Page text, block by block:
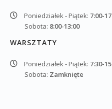
Poniedziałek - Piątek: 7:00-
Sobota: 8:00-13:00
WARSZTATY
Poniedziałek - Piątek: 7:30-
Sobota: Zamknięte